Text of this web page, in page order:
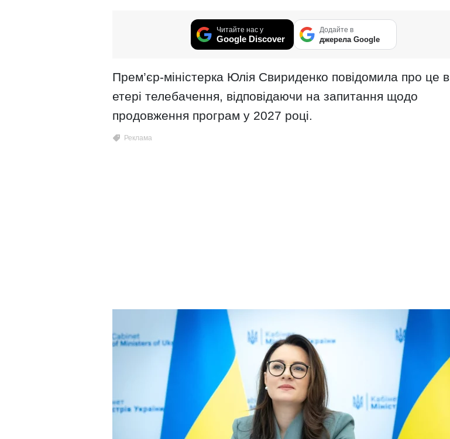
Читайте нас у
Google Discover
Додайте в
джерела Google
Прем’єр-міністерка Юлія Свириденко повідомила про це в
етері телебачення, відповідаючи на запитання щодо
продовження програм у 2027 році.